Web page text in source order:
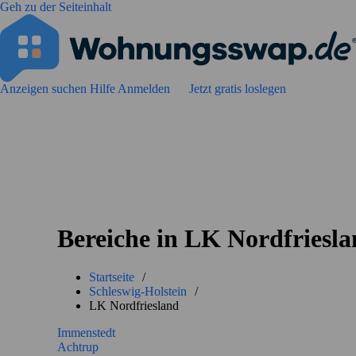
Geh zu der Seiteinhalt
Anzeigen suchen Hilfe Anmelden Jetzt gratis loslegen
Bereiche in LK
Startseite /
Schleswig-Holstein
/
LK Nordfriesland
Immenstedt
Achtrup